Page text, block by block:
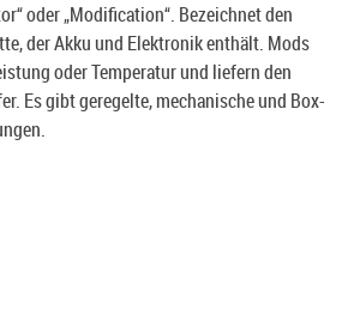
oder „Modification“. Bezeichnet den
der Akku und Elektronik enthält. Mods
oder Temperatur und liefern den
Es gibt geregelte, mechanische und Box-